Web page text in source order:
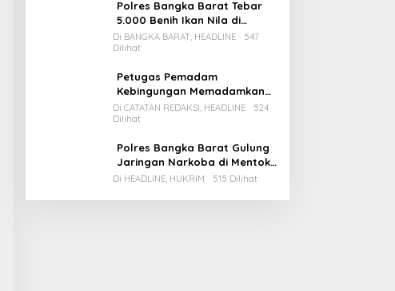
Polres Bangka Barat Tebar
5.000 Benih Ikan Nila di
Bozem Kampung Iklim
Di BANGKA BARAT, HEADLINE
547
Dilihat
Petugas Pemadam
Kebingungan Memadamkan
Apinya Sendiri
Di CATATAN REDAKSI, HEADLINE
524
Dilihat
Polres Bangka Barat Gulung
Jaringan Narkoba di Mentok,
2 Pemain Besar Diamankan, 1
Di HEADLINE, HUKRIM 515 Dilihat